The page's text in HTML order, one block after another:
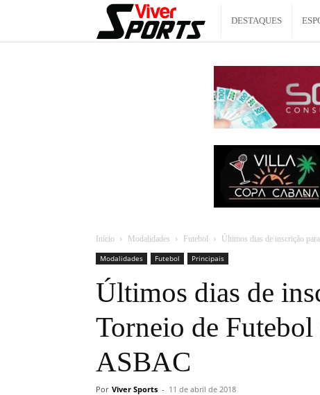
Viver
DESTAQUES
Início Modalidades Futebol
Últimos dias de inscrição
Modalidades
Futebol Principais
Últimos dias de
Torneio de
ASBAC
Por Viver Sports - 11 de abril de 2018